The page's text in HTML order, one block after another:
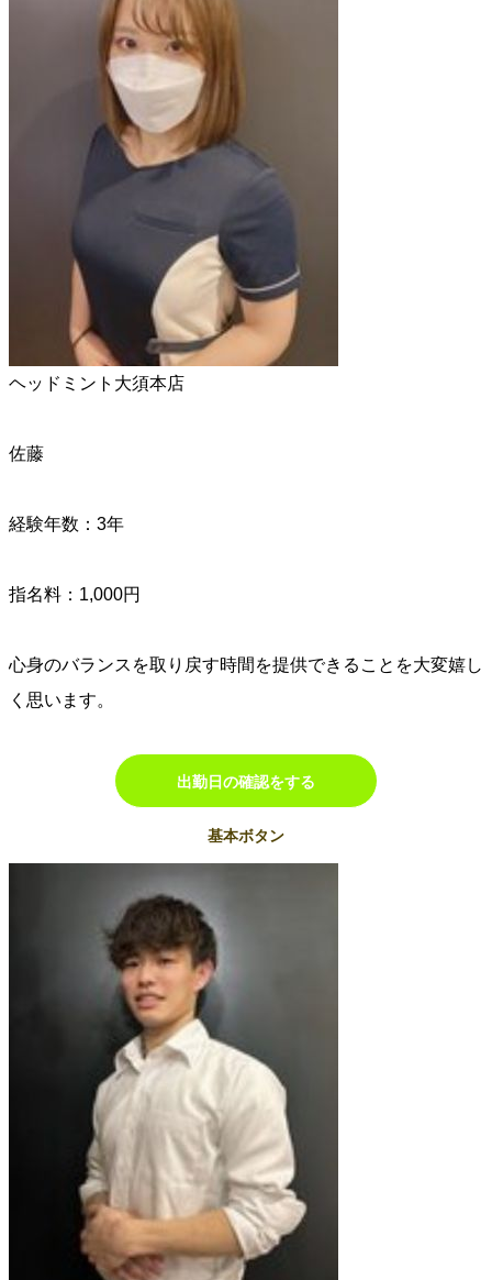
ヘッドミント大須本店
佐藤
経験年数：3年
指名料：1,000円
心身のバランスを取り戻す時間を提供できることを大変嬉し
く思います。
出勤日の確認をする
基本ボタン